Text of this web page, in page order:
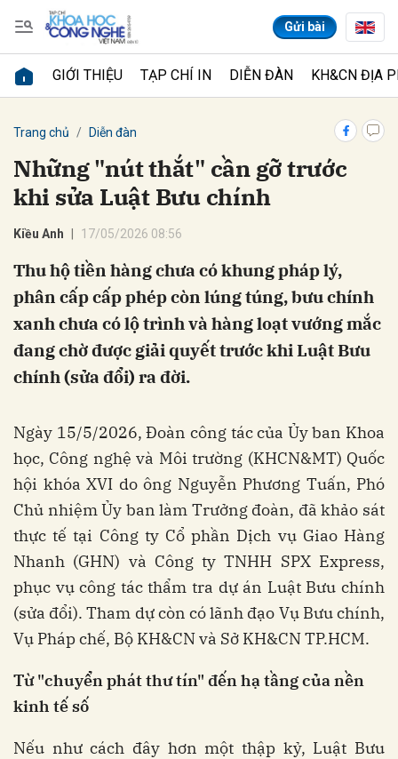
Gửi bài
GIỚI THIỆU TẠP CHÍ IN DIỄN ĐÀN KH&CN ĐỊA
Trang chủ Diễn đàn
Những "nút thắt" cần gỡ trước
khi sửa Luật Bưu chính
Kiều Anh 17/05/2026 08:56
Thu hộ tiền hàng chưa có khung pháp lý,
phân cấp cấp phép còn lúng túng, bưu chính
xanh chưa có lộ trình và hàng loạt vướng mắc
đang chờ được giải quyết trước khi Luật Bưu
chính (sửa đổi) ra đời.
Ngày 15/5/2026, Đoàn công tác của Ủy ban Khoa
học, Công nghệ và Môi trường (KHCN&MT) Quốc
hội khóa XVI do ông Nguyễn Phương Tuấn, Phó
Chủ nhiệm Ủy ban làm Trưởng đoàn, đã khảo sát
thực tế tại Công ty Cổ phần Dịch vụ Giao Hàng
Nhanh (GHN) và Công ty TNHH SPX Express,
phục vụ công tác thẩm tra dự án Luật Bưu chính
(sửa đổi). Tham dự còn có lãnh đạo Vụ Bưu chính,
Vụ Pháp chế, Bộ KH&CN và Sở KH&CN TP.HCM.
Từ "chuyển phát thư tín" đến hạ tầng của nền
kinh tế số
Nếu như cách đây hơn một thập kỷ, Luật Bưu
Gửi bình luận
Hủy Gửi